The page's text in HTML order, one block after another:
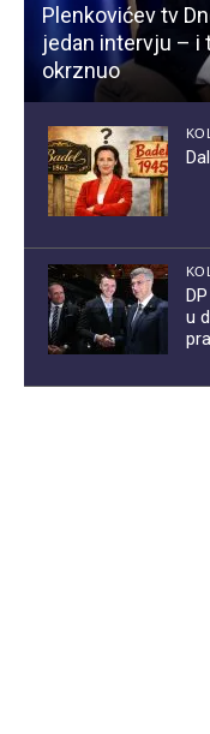
Plenkovićev tv
jedan intervju – i
okrznuo
u